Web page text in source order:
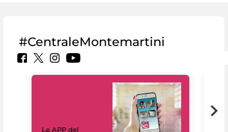
#CentraleMontemartini
Le APP del